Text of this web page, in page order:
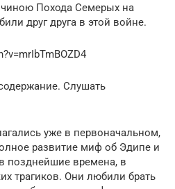
Похода Семерых на
друг друга в этой войне.
Слушать
уже в первоначальном,
развитие миф об Эдипе и
позднейшие времена, в
трагиков. Они любили брать